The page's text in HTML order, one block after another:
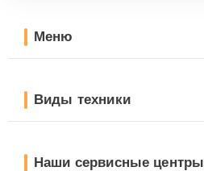
Меню
Виды техники
Наши сервисные центры